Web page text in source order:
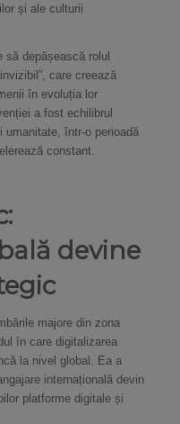
și ale culturii
să depășească rolul
care creează
în evoluția lor
a fost echilibrul
umanitate, într-o perioadă
constant.
devine
majore din zona
în care digitalizarea
la nivel global. Ea a
internațională devin
platforme digitale și